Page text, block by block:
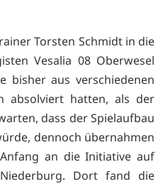
Torsten Schmidt in die
Vesalia 08 Oberwesel
bisher aus verschiedenen
absolviert hatten, als der
dass der Spielaufbau
dennoch übernahmen
an die Initiative auf
Dort fand die